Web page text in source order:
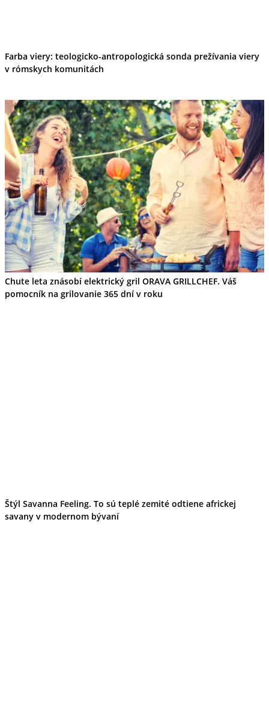
Farba viery: teologicko-antropologická sonda prežívania viery
v rómskych komunitách
Chute leta znásobí elektrický gril ORAVA GRILLCHEF. Váš
pomocník na grilovanie 365 dní v roku
Štýl Savanna Feeling. To sú teplé zemité odtiene africkej
savany v modernom bývaní